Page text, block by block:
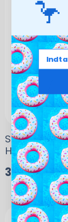
Stålstige,
H1,35 m)
3.395,00